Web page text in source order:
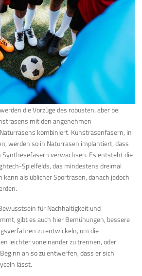
die Vorzüge des robusten, aber bei
mit den angenehmen
kombiniert. Kunstrasenfasern, in
werden so in Naturrasen implantiert, dass
Synthesefasern verwachsen. Es entsteht die
Spielfelds, das mindestens dreimal
als üblicher Sportrasen, danach jedoch
für Nachhaltigkeit und
gibt es auch hier Bemühungen, bessere
zu entwickeln, um die
leichter voneinander zu trennen, oder
an so zu entwerfen, dass er sich
lässt.